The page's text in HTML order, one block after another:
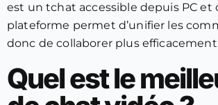
est un tchat accessible depuis PC et
plateforme permet d’unifier les
donc de collaborer plus
Quel est le